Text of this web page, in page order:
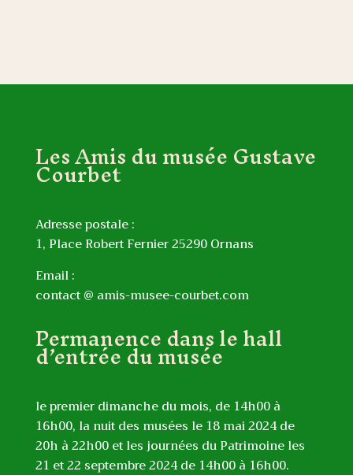
Les Amis du musée Gustave
Courbet
Adresse postale :
1, Place Robert Fernier 25290 Ornans
Email :
contact @ amis-musee-courbet.com
Permanence dans le hall
d’entrée du musée
le premier dimanche du mois, de 14h00 à
16h00, la nuit des musées le 18 mai 2024 de
20h à 22h00 et les journées du Patrimoine les
21 et 22 septembre 2024 de 14h00 à 16h00.